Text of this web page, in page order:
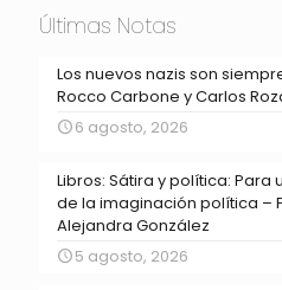
Últimas Notas
Los nuevos nazis son
Rocco Carbone y Carlos
6 agosto, 2026
Libros: Sátira y política: Para
de la imaginación política –
Alejandra González
5 agosto, 2026